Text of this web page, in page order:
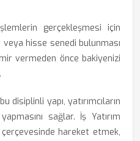
gerçekleşmesi için
hisse senedi bulunması
vermeden önce bakiyenizi
disiplinli yapı, yatırımcıların
sağlar. İş Yatırım
hareket etmek,